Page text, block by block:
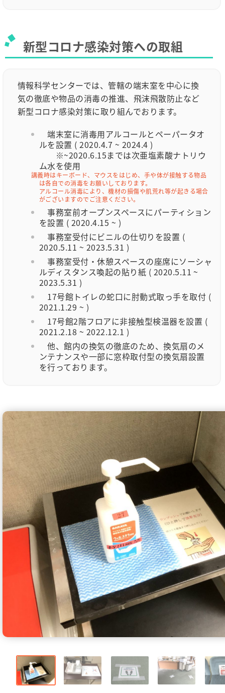
新型コロナ感染対策への取組
情報科学センターでは、管轄の端末室を中心に換
気の徹底や物品の消毒の推進、飛沫飛散防止など
新型コロナ感染対策に取り組んでおります。
端末室に消毒用アルコールとペーパータオ
ルを設置 ( 2020.4.7 ~ 2024.4 )
※~2020.6.15までは次亜塩素酸ナトリウ
ム水を使用
講義時はキーボード、マウスをはじめ、手や体が接触する物品
は各自での消毒をお願いしております。
アルコール消毒により、機材の損傷や肌荒れ等が起きる場合
がございますのでご注意ください。
事務室前オープンスペースにパーティション
を設置 ( 2020.4.15 ~ )
事務室受付にビニルの仕切りを設置 (
2020.5.11 ~ 2023.5.31 )
事務室受付・休憩スペースの座席にソーシャ
ルディスタンス喚起の貼り紙 ( 2020.5.11 ~
2023.5.31 )
17号館トイレの蛇口に肘動式取っ手を取付 (
2021.1.29 ~ )
17号館2階フロアに非接触型検温器を設置 (
2021.2.18 ~ 2022.12.1 )
他、館内の換気の徹底のため、換気扇のメ
ンテナンスや一部に窓枠取付型の換気扇設置
を行っております。